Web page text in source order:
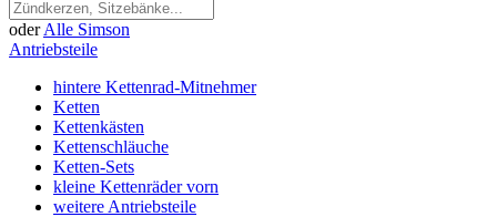
oder Alle Simson
Antriebsteile
hintere Kettenrad-Mitnehmer
Ketten
Kettenkästen
Kettenschläuche
Ketten-Sets
kleine Kettenräder vorn
weitere Antriebsteile